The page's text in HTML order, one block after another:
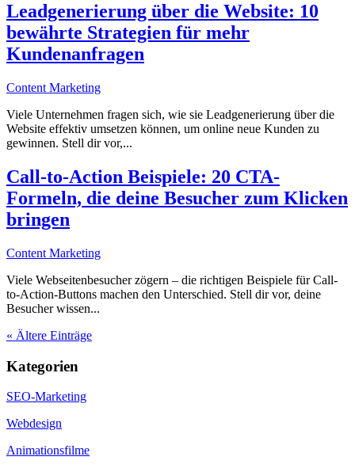
Leadgenerierung über die Website: 10
bewährte Strategien für mehr
Kundenanfragen
Content Marketing
Viele Unternehmen fragen sich, wie sie Leadgenerierung über die
Website effektiv umsetzen können, um online neue Kunden zu
gewinnen. Stell dir vor,...
Call-to-Action Beispiele: 20 CTA-
Formeln, die deine Besucher zum Klicken
bringen
Content Marketing
Viele Webseitenbesucher zögern – die richtigen Beispiele für Call-
to-Action-Buttons machen den Unterschied. Stell dir vor, deine
Besucher wissen...
« Ältere Einträge
Kategorien
SEO-Marketing
Webdesign
Animationsfilme